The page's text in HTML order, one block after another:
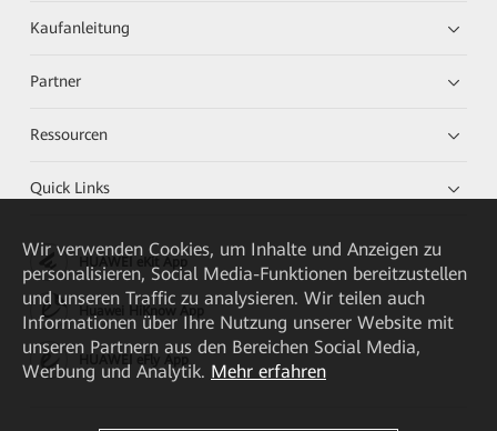
Kaufanleitung
Partner
Ressourcen
Quick Links
HUAWEI eKit App
Huawei HiKnow App
HUAWEI eFly App
Wir verwenden Cookies, um Inhalte und Anzeigen zu
personalisieren, Social Media-Funktionen bereitzustellen
und unseren Traffic zu analysieren. Wir teilen auch
Informationen über Ihre Nutzung unserer Website mit
unseren Partnern aus den Bereichen Social Media,
Werbung und Analytik. Mehr erfahren